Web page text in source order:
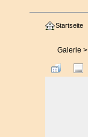
Startseite
Galerie >